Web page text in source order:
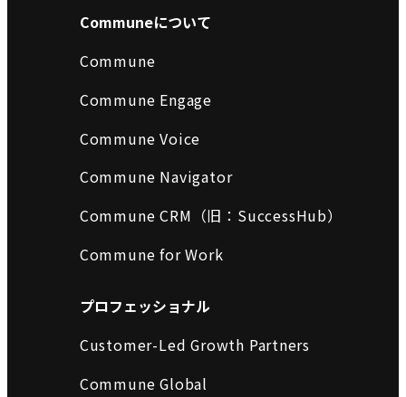
Communeについて
Commune
Commune Engage
Commune Voice
Commune Navigator
Commune CRM（旧：SuccessHub）
Commune for Work
プロフェッショナル
Customer-Led Growth Partners
Commune Global